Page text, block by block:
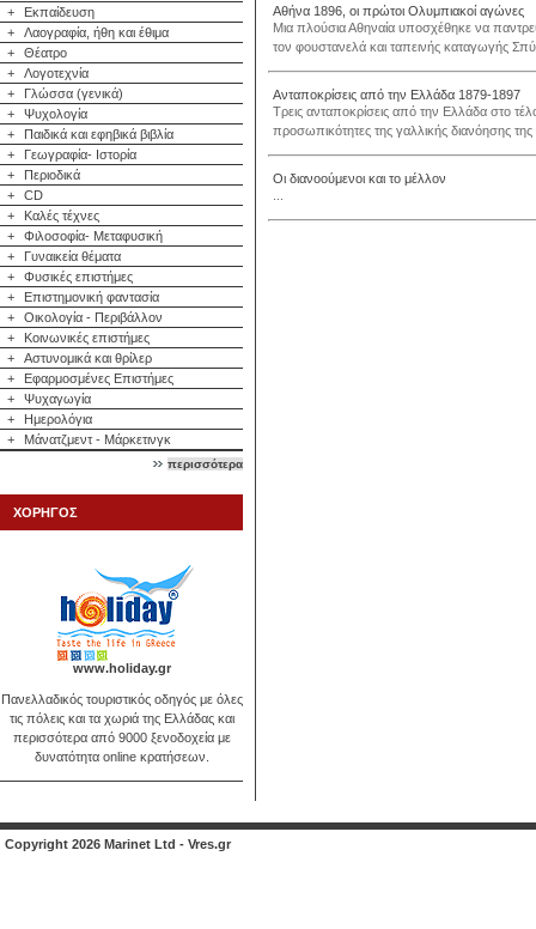
+
Εκπαίδευση
+
Λαογραφία, ήθη και έθιμα
+
Θέατρο
+
Λογοτεχνία
+
Γλώσσα (γενικά)
+
Ψυχολογία
+
Παιδικά και εφηβικά βιβλία
+
Γεωγραφία- Ιστορία
+
Περιοδικά
+
CD
+
Καλές τέχνες
+
Φιλοσοφία- Μεταφυσική
+
Γυναικεία θέματα
+
Φυσικές επιστήμες
+
Επιστημονική φαντασία
+
Οικολογία - Περιβάλλον
+
Κοινωνικές επιστήμες
+
Αστυνομικά και θρίλερ
+
Εφαρμοσμένες Επιστήμες
+
Ψυχαγωγία
+
Ημερολόγια
+
Μάνατζμεντ - Μάρκετινγκ
περισσότερα
ΧΟΡΗΓΟΣ
www.holiday.gr
Πανελλαδικός τουριστικός οδηγός με όλες
τις πόλεις και τα χωριά της Ελλάδας και
περισσότερα από 9000 ξενοδοχεία με
δυνατότητα online κρατήσεων.
Αθήνα 1896, οι πρώτοι Ολυμπιακοί αγώνες
Μια πλούσια Αθηναία υποσχέθηκε να
τον φουστανελά και ταπεινής καταγωγής
Ανταποκρίσεις από την Ελλάδα 1879-1897
Τρεις ανταποκρίσεις από την Ελλάδα στο
προσωπικότητες της γαλλικής διανόησης
Οι διανοούμενοι και το μέλλον
Copyright 2026 Marinet Ltd - Vres.gr